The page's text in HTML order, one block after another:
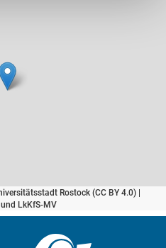
Rostock (CC BY 4.0) |
LkKfS-MV